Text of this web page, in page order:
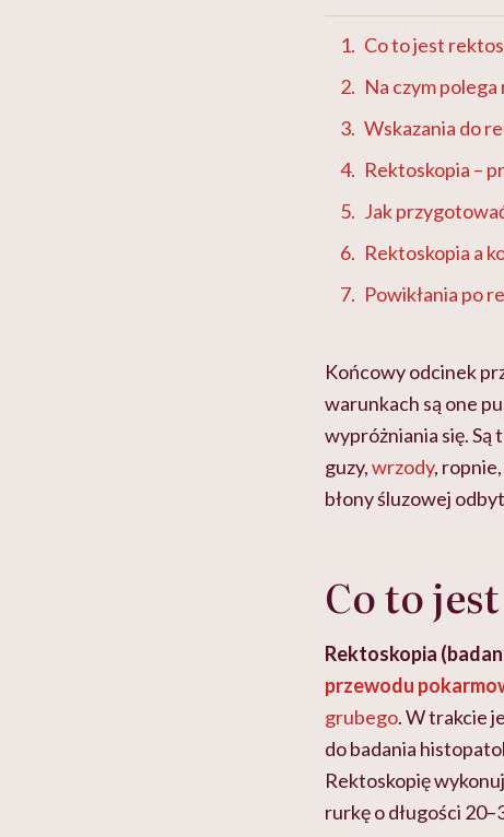
Co to jest
Na czym
Wskazania do
Rektoskopia –
Jak
Rektoskopia a
Powikłania po
Końcowy odcinek
warunkach są one
wypróżniania się.
guzy,wrzody,
błony śluzowej
Co to
Rektoskopia
przewodu
grubego. W trakcie
do badania
Rektoskopię
rurkę o długości